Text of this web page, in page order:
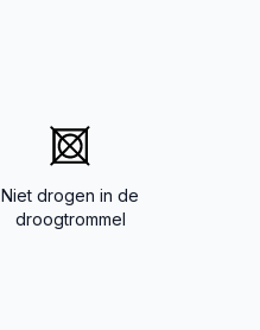
Niet drogen in de
droogtrommel